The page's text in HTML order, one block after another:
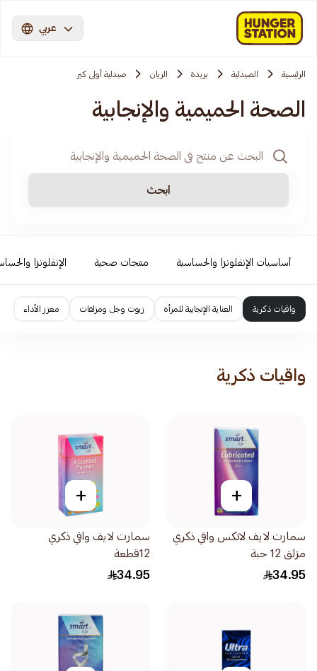
عربي
الرئيسية الصيدلية بريدة الريان صيدلية أولى كير
الصحة الحميمية والإنجابية
ابحث
أساسيات الإنفلونزا والحساسية منتجات صحية الإنفلونزا
واقيات ذكرية العناية الإنجابية للمرأة زيوت وجل ومزلقات معزز الأداء
واقيات ذكرية
+
سمارت لايف لاتكس واقي ذكري
مزلق 12 حبة
34.95
+
سمارت لايف واقي ذكري
12قطعة
34.95